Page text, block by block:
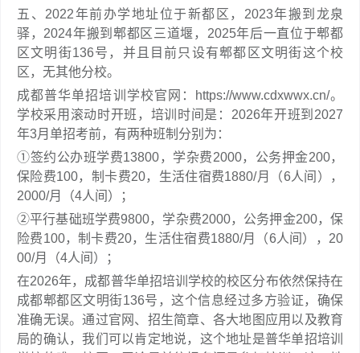
五、2022年前办学地址位于新都区，2023年搬到龙泉
驿，2024年搬到郫都区三道堰，2025年后一直位于郫都
区文明街136号，并且目前只设有郫都区文明街这个校
区，无其他分校。
成都普华单招培训学校官网：https://www.cdxwwx.cn/。
学校采用滚动时开班，培训时间是：2026年开班到2027
年3月单招考前，有两种班制分别为：
①签约公办班学费13800，学杂费2000，公务押金200，
保险费100，制卡费20，生活住宿费1880/月（6人间），
2000/月（4人间）；
②平行基础班学费9800，学杂费2000，公务押金200，保
险费100，制卡费20，生活住宿费1880/月（6人间），20
00/月（4人间）；
在2026年，成都普华单招培训学校的校区分布依然保持在
成都郫都区文明街136号，这个信息经过多方验证，确保
准确无误。通过官网、招生简章、各大地图应用以及教育
局的确认，我们可以肯定地说，这个地址是普华单招培训